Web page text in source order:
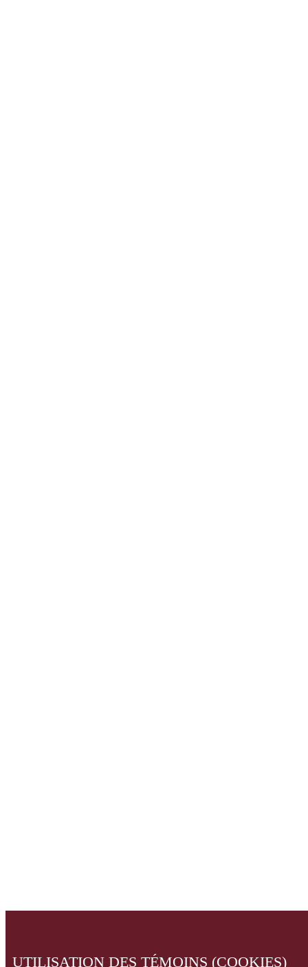
UTILISATION DES TÉMOINS (COOKIES)